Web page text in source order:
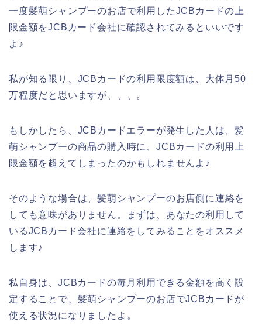
一度髪萌シャンプーのお店で利用したJCBカードの上
限金額をJCBカード会社に確認されてみるといいです
よ♪
私が知る限り、JCBカードの利用限度額は、大体月50
万程度だと思いますが、、、。
もしかしたら、JCBカードエラーが発生した人は、髪
萌シャンプーの商品の購入時に、JCBカードの利用上
限金額を超えてしまったのかもしれませんよ♪
そのような場合は、髪萌シャンプーのお店側に連絡を
しても意味がありません。まずは、あなたの利用して
いるJCBカード会社に連絡をしてみることをオススメ
します♪
私自身は、JCBカードの毎月利用できる金額を高く設
定することで、髪萌シャンプーのお店でJCBカードが
使える状況になりましたよ。